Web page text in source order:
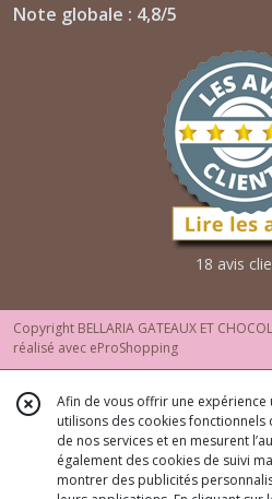
Note globale : 4,8/5
18 avis
Copyright BELLARIA GATEAUX ET
réalisé avec eProShopping
Afin de vous offrir une
utilisons des cookies
de nos services et en mesurent
également des cookies de suivi
montrer des publicités